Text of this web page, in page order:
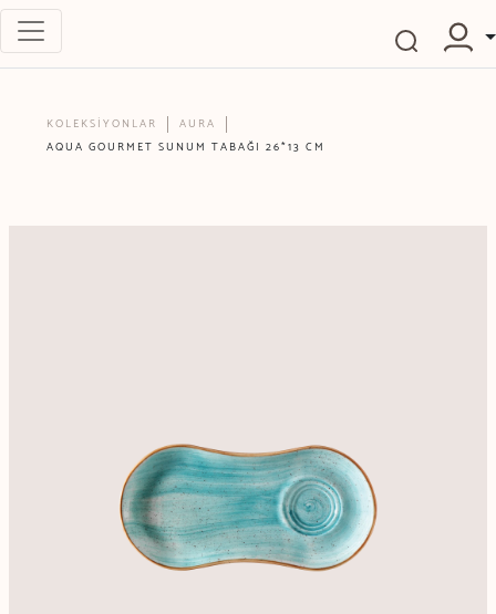
KOLEKSİYONLAR
AURA
AQUA GOURMET SUNUM TABAĞI 26*13 CM